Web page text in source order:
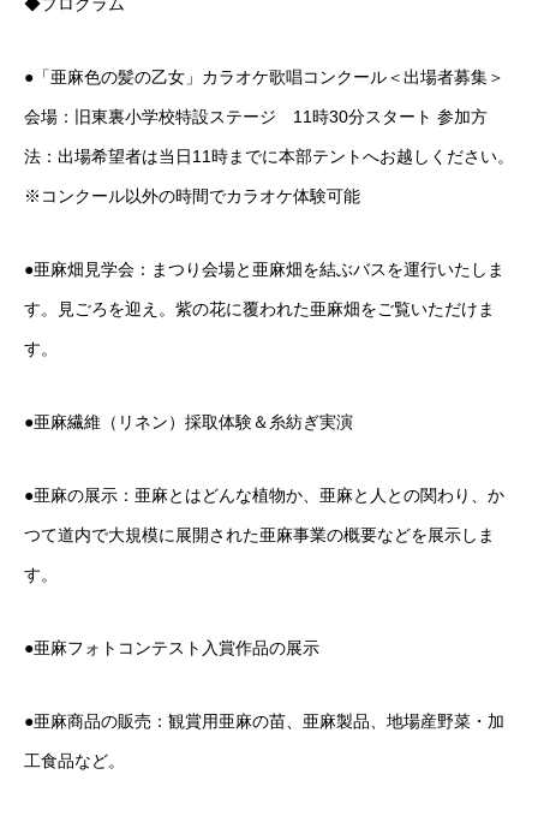
◆プログラム
●「亜麻色の髪の乙女」カラオケ歌唱コンクール＜出場者募集＞
会場：旧東裏小学校特設ステージ 11時30分スタート 参加方
法：出場希望者は当日11時までに本部テントへお越しください。
※コンクール以外の時間でカラオケ体験可能
●亜麻畑見学会：まつり会場と亜麻畑を結ぶバスを運行いたしま
す。見ごろを迎え。紫の花に覆われた亜麻畑をご覧いただけま
す。
●亜麻繊維（リネン）採取体験＆糸紡ぎ実演
●亜麻の展示：亜麻とはどんな植物か、亜麻と人との関わり、か
つて道内で大規模に展開された亜麻事業の概要などを展示しま
す。
●亜麻フォトコンテスト入賞作品の展示
●亜麻商品の販売：観賞用亜麻の苗、亜麻製品、地場産野菜・加
工食品など。